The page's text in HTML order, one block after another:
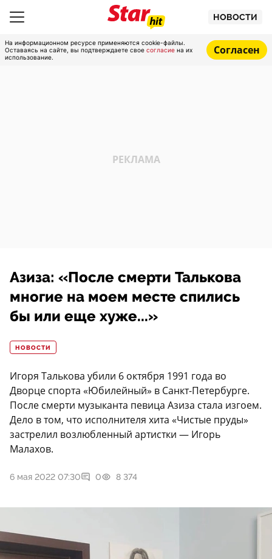
НОВОСТИ
На информационном ресурсе применяются cookie-файлы.
Оставаясь на сайте, вы подтверждаете свое согласие на их
использование.
Согласен
Азиза: «После смерти Талькова
многие на моем месте спились
бы или еще хуже...»
НОВОСТИ
Игоря Талькова убили 6 октября 1991 года во
Дворце спорта «Юбилейный» в Санкт-Петербурге.
После смерти музыканта певица Азиза стала изгоем.
Дело в том, что исполнителя хита «Чистые пруды»
застрелил возлюбленный артистки — Игорь
Малахов.
6 мая 2022 07:30 0 8 374